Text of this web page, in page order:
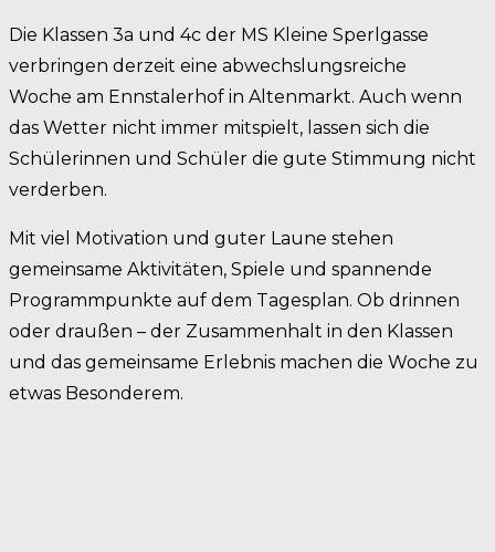
Die Klassen 3a und 4c der MS Kleine Sperlgasse
verbringen derzeit eine abwechslungsreiche
Woche am Ennstalerhof in Altenmarkt. Auch wenn
das Wetter nicht immer mitspielt, lassen sich die
Schülerinnen und Schüler die gute Stimmung nicht
verderben.
Mit viel Motivation und guter Laune stehen
gemeinsame Aktivitäten, Spiele und spannende
Programmpunkte auf dem Tagesplan. Ob drinnen
oder draußen – der Zusammenhalt in den Klassen
und das gemeinsame Erlebnis machen die Woche zu
etwas Besonderem.